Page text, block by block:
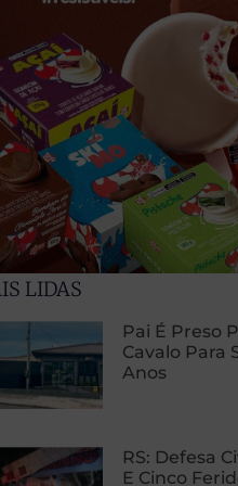
LIDAS
Pai É Preso
Cavalo Para
Anos
RS: Defesa
E Cinco